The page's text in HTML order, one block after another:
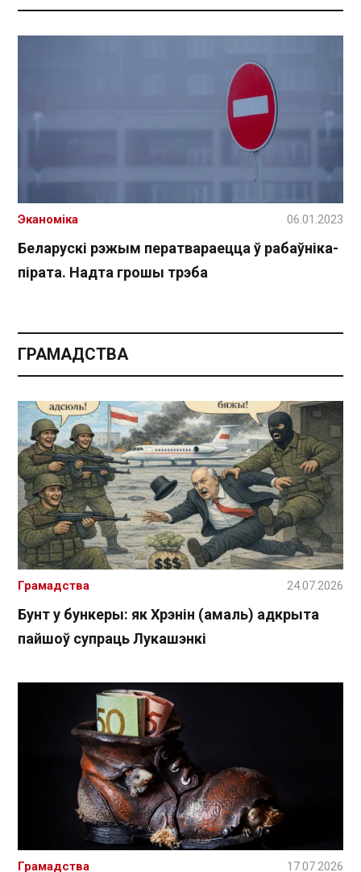
Беларускі рэжым ператвараецца ў рабаўніка-
пірата. Надта грошы трэба
Эканоміка 06.01.2023
ГРАМАДСТВА
Бунт у бункеры: як Хрэнін (амаль) адкрыта
пайшоў супраць Лукашэнкі
Грамадства 24.07.2026
Грамадства 17.07.2026